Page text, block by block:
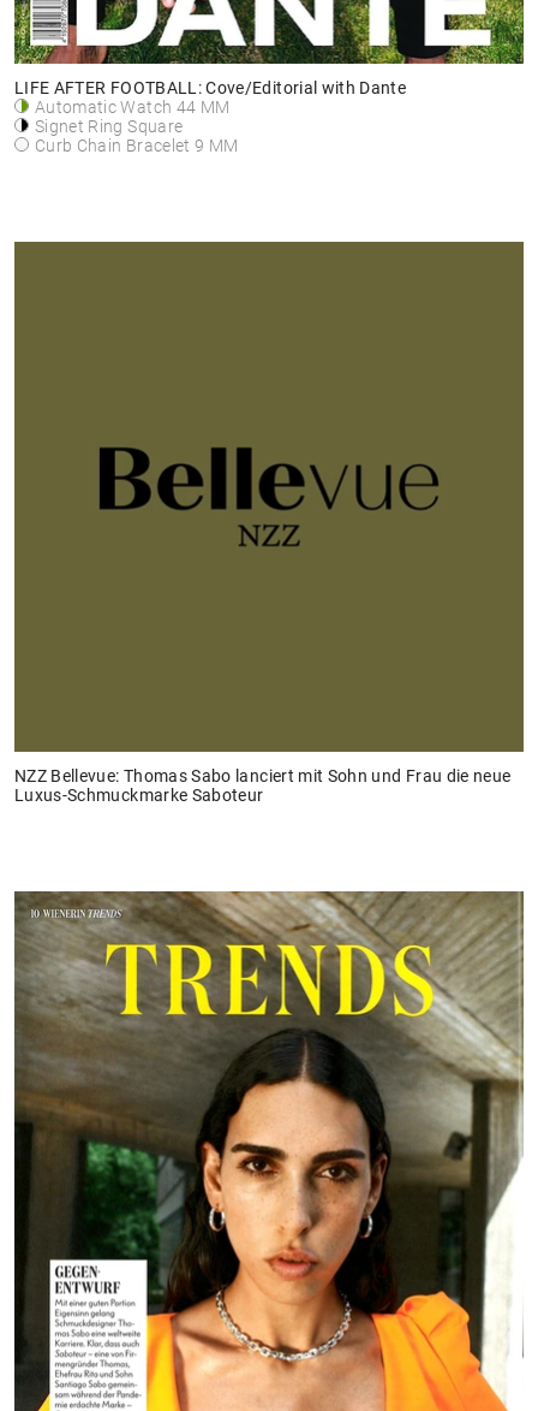
LIFE AFTER FOOTBALL: Cove/Editorial with Dante
Automatic Watch 44 MM
Signet Ring Square
Curb Chain Bracelet 9 MM
NZZ Bellevue: Thomas Sabo lanciert mit Sohn und Frau die neue
Luxus-Schmuckmarke Saboteur